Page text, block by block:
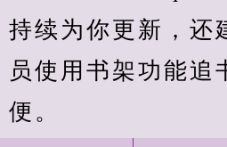
持续为你更新，还
员使用书架功能追
便。